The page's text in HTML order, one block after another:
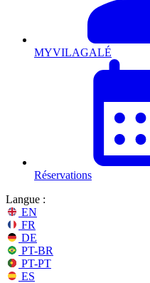
MYVILAGALÉ
Réservations
Langue :
EN
FR
DE
PT-BR
PT-PT
ES